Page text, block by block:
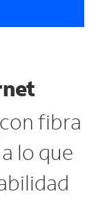
fibra
lo que